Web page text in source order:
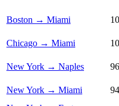
Boston → Miami
Chicago → Miami
New York → Naples
New York → Miami